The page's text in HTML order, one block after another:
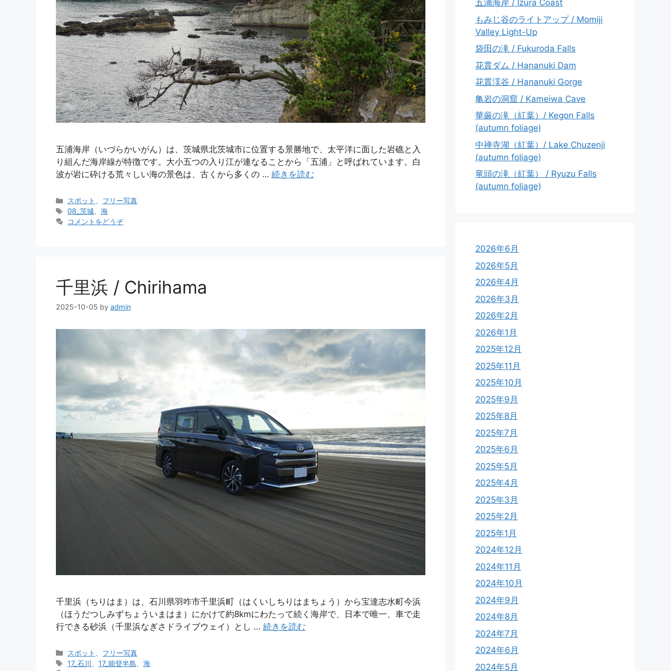
五浦海岸（いづらかいがん）は、茨城県北茨城市に位置する景勝地で、太平洋に面した岩礁と入
り組んだ海岸線が特徴です。大小五つの入り江が連なることから「五浦」と呼ばれています。白
波が岩に砕ける荒々しい海の景色は、古くから多くの … 続きを読む
カ
テ
ゴ
スポット
フリー写真
タ
グ
08_茨城 、海
コメントをどうぞ
千里浜 / Chirihama
2025-10-05 by admin
千里浜（ちりはま）は、石川県羽咋市千里浜町（はくいしちりはまちょう）から宝達志水町今浜
（ほうだつしみずちょういまはま）にかけて約8kmにわたって続く海岸で、日本で唯一、車で走
行できる砂浜（千里浜なぎさドライブウェイ）とし … 続きを読む
カ
テ
スポット
フリー写真
タ
17_石川 17_能登半島 、海
五浦海岸 / Izura Coast
もみじ谷のライトアップ / Momiji
Valley Light-Up
袋田の滝 / Fukuroda Falls
花貫ダム / Hananuki Dam
花貫渓谷 / Hananuki Gorge
亀岩の洞窟 / Kameiwa Cave
華厳の滝（紅葉）/ Kegon Falls
(autumn foliage)
中禅寺湖（紅葉）/ Lake Chuzenji
(autumn foliage)
竜頭の滝（紅葉） / Ryuzu Falls
(autumn foliage)
2026年6月
2026年5月
2026年4月
2026年3月
2026年2月
2026年1月
2025年12月
2025年11月
2025年10月
2025年9月
2025年8月
2025年7月
2025年6月
2025年5月
2025年4月
2025年3月
2025年2月
2025年1月
2024年12月
2024年11月
2024年10月
2024年9月
2024年8月
2024年7月
2024年6月
2024年5月